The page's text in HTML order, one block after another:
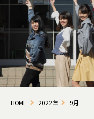
HOME 2022年 9月